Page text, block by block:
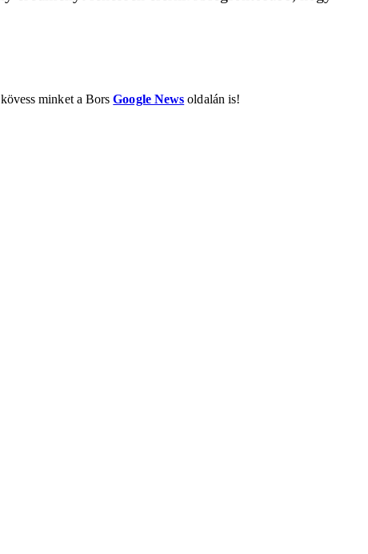
minket a BorsGoogle News oldalán is!